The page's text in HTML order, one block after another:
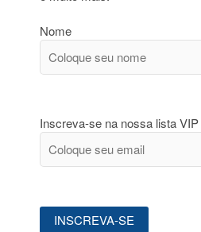
Nome
Inscreva-se na nossa lista VIP